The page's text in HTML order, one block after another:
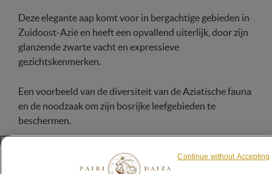
Deze elegante aap komt voor in bergachtige gebieden in
Zuidoost-Azië en heeft een opvallend uiterlijk, door zijn
glanzende zwarte vacht en expressieve
gezichtskenmerken.
Een voorbeeld van de diversiteit van de Aziatische fauna
en de noodzaak om zijn bosrijke leefgebieden te
beschermen.
Continue without Accepting